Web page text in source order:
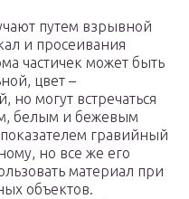
путем взрывной
и просеивания
частичек может быть
цвет –
могут встречаться
белым и бежевым
гравийный
но все же его
материал при
объектов.